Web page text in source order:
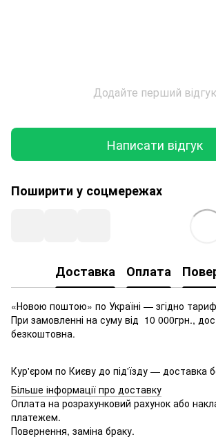
Додайте перший відгук
Написати відгук
Поширити у соцмережах
Доставка Оплата
«Новою поштою» по Україні — згідно
При замовленні на суму від 10 000грн.,
безкоштовна.
Кур'єром по Києву до під'їзду — доставка
Більше інформації про доставку
Оплата на розрахунковий рахунок або
платежем.
Повернення, заміна браку.